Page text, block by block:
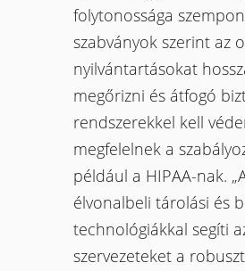
folytonossága
szabványok szerint az
nyilvántartásokat
megőrizni és átfogó
rendszerekkel kell
megfelelnek a
például a HIPAA-nak.
élvonalbeli tárolási és
technológiákkal segíti
szervezeteket a